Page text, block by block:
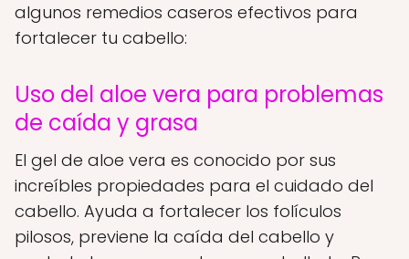
algunos remedios caseros efectivos para
fortalecer tu cabello:
Uso del aloe vera para problemas
de caída y grasa
El gel de aloe vera es conocido por sus
increíbles propiedades para el cuidado del
cabello. Ayuda a fortalecer los folículos
pilosos, previene la caída del cabello y